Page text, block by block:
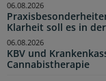
Klarheit soll es in
06.08.2026
KBV und
Cannabistherapie
06.08.2026